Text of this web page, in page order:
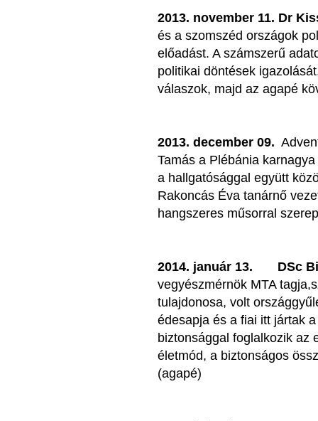
2013. november 11. Dr
és a szomszéd országok
előadást. A számszerű
politikai döntések
válaszok, majd az agapé
2013. december 09.
Tamás a Plébánia
a hallgatósággal együtt
Rakoncás Éva tanárnő
hangszeres műsorral
2014. január 13.
DSc
vegyészmérnök MTA
tulajdonosa, volt
édesapja és a fiai itt jártak
biztonsággal foglalkozik az
életmód, a biztonságos
(agapé)